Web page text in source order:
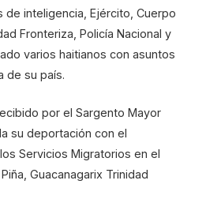
inteligencia, Ejército, Cuerpo
Fronteriza, Policía Nacional y
varios haitianos con asuntos
de su país.
por el Sargento Mayor
su deportación con el
Servicios Migratorios en el
Guacanagarix Trinidad